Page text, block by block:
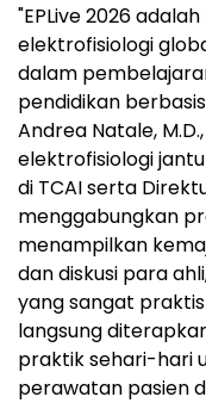
"EPLive 2026
elektrofisiologi
dalam
pendidikan
Andrea Natale, M.D.,
elektrofisiologi
di TCAI serta
menggabungkan
menampilkan
dan diskusi para
yang sangat
langsung
praktik sehari-hari
perawatan pasien